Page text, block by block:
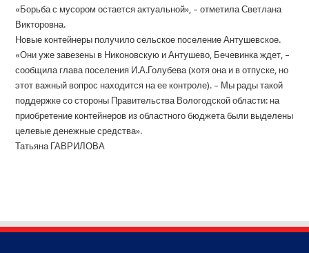
«Борьба с мусором остается актуальной», – отметила Светлана
Викторовна.
Новые контейнеры получило сельское поселение Антушевское.
«Они уже завезены в Никоновскую и Антушево, Бечевинка ждет, –
сообщила глава поселения И.А.Голубева (хотя она и в отпуске, но
этот важный вопрос находится на ее контроле). – Мы рады такой
поддержке со стороны Правительства Вологодской области: на
приобретение контейнеров из областного бюджета были выделены
целевые денежные средства».
Татьяна ГАВРИЛОВА